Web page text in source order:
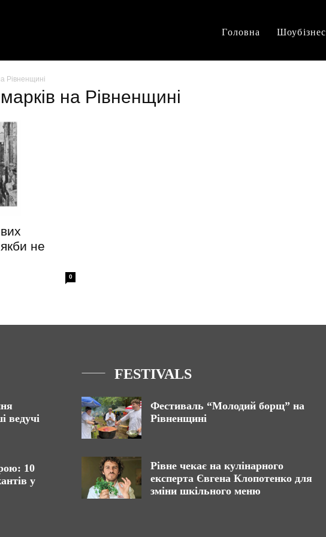
Головна Шоубізнес
Рівненщині
на Рівненщині
не
0
ведучі
10
у
FESTIVALS
Фестиваль “Молодий борщ” на
Рівненщині
Рівне чекає на кулінарного
експерта Євгена Клопотенко для
зміни шкільного меню